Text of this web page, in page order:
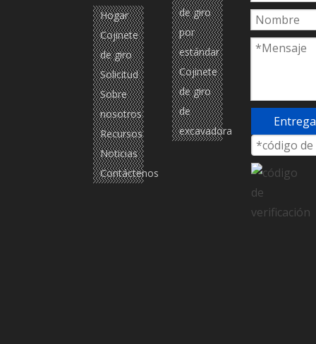
Hogar
Cojinete
de giro
Solicitud
Sobre
nosotros
Recursos
Noticias
Contáctenos
de giro
por
estándar
Cojinete
de giro
de
excavadora